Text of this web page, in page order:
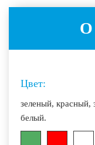
Цвет:
зеленый, красный,
белый.